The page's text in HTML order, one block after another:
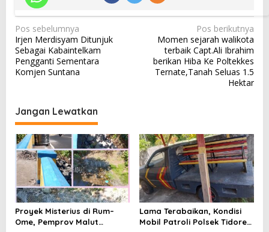
N
a
v
i
a
s
i
p
o
s
Pos sebelumnya
Irjen Merdisyam Ditunjuk
Sebagai Kabaintelkam
Pengganti Sementara
Komjen Suntana
Pos berikutnya
Momen sejarah walikota
terbaik Capt.Ali Ibrahim
berikan Hiba Ke Poltekkes
Ternate,Tanah Seluas 1.5
Hektar
Jangan Lewatkan
Proyek Misterius di Rum–
Ome, Pemprov Malut
Lama Terabaikan, Kondisi
Mobil Patroli Polsek Tidore